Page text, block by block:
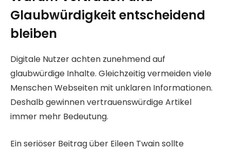
Glaubwürdigkeit entscheidend
bleiben
Digitale Nutzer achten zunehmend auf
glaubwürdige Inhalte. Gleichzeitig vermeiden viele
Menschen Webseiten mit unklaren Informationen.
Deshalb gewinnen vertrauenswürdige Artikel
immer mehr Bedeutung.
Ein seriöser Beitrag über Eileen Twain sollte